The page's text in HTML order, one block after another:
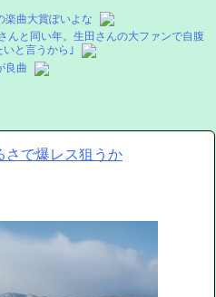
楽曲大賞ぽいよな
んと同い年。生田さんの大ファンで自腹
と言うから｣
良曲
さで爆レス狙うか